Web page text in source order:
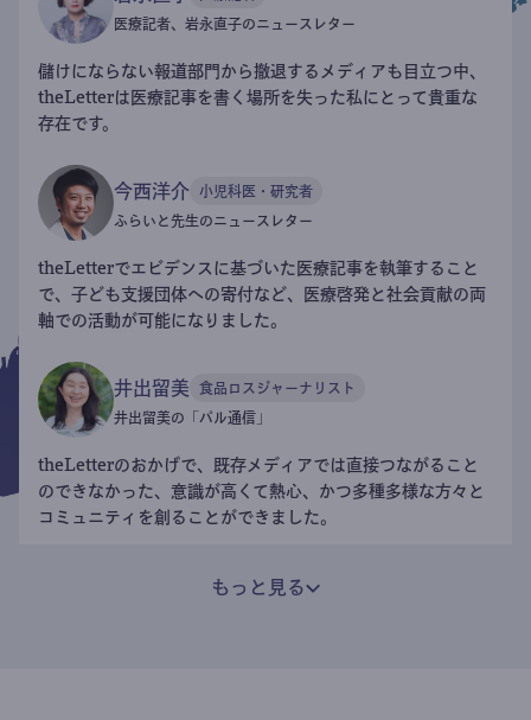
医療記者、岩永直子のニュースレター
儲けにならない報道部門から撤退するメディアも目立つ中、
theLetterは医療記事を書く場所を失った私にとって貴重な
存在です。
今西洋介 小児科医・研究者
ふらいと先生のニュースレター
theLetterでエビデンスに基づいた医療記事を執筆すること
で、子ども支援団体への寄付など、医療啓発と社会貢献の両
軸での活動が可能になりました。
井出留美 食品ロスジャーナリスト
井出留美の「パル通信」
theLetterのおかげで、既存メディアでは直接つながること
のできなかった、意識が高くて熱心、かつ多種多様な方々と
コミュニティを創ることができました。
もっと見る